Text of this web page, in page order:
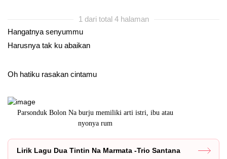
1 dari total 4 halaman
Hangatnya senyummu
Harusnya tak ku abaikan
Oh hatiku rasakan cintamu
Parsonduk Bolon Na burju memiliki arti istri, ibu atau
nyonya rum
Lirik Lagu Dua Tintin Na Marmata -Trio Santana